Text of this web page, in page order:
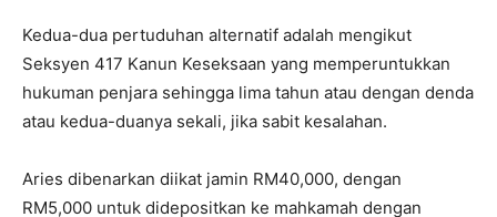
Kedua-dua pertuduhan alternatif adalah mengikut
Seksyen 417 Kanun Keseksaan yang memperuntukkan
hukuman penjara sehingga lima tahun atau dengan denda
atau kedua-duanya sekali, jika sabit kesalahan.
Aries dibenarkan diikat jamin RM40,000, dengan
RM5,000 untuk didepositkan ke mahkamah dengan